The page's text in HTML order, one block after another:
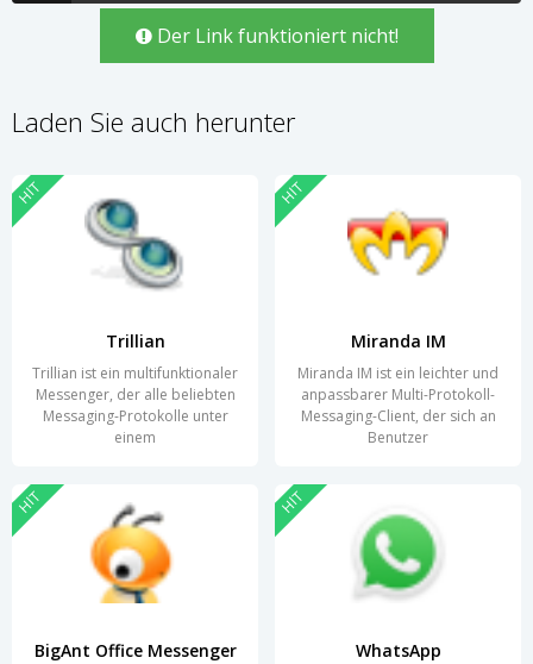
Der Link funktioniert nicht!
Laden Sie auch herunter
Trillian
Trillian ist ein multifunktionaler
Messenger, der alle beliebten
Messaging-Protokolle unter
einem
HIT
Miranda IM
Miranda IM ist ein leichter und
anpassbarer Multi-Protokoll-
Messaging-Client, der sich an
Benutzer
HIT
BigAnt Office Messenger
HIT
WhatsApp
HIT